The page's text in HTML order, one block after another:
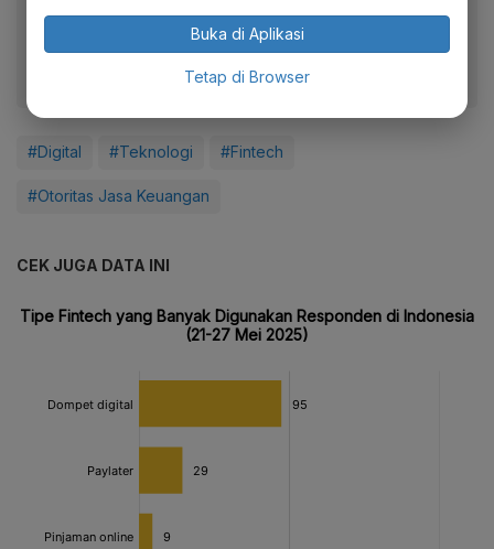
fitur menarik lainnya lewat aplikasi mobile Katadata.
#Digital #Teknologi #Fintech
#Otoritas Jasa Keuangan
CEK JUGA DATA INI
Buka di Aplikasi
Tetap di Browser